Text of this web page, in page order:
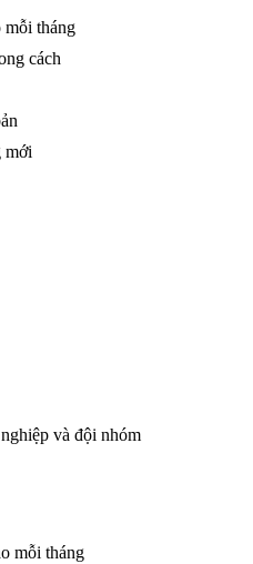
mỗi tháng
cách
mới
và đội nhóm
mỗi tháng